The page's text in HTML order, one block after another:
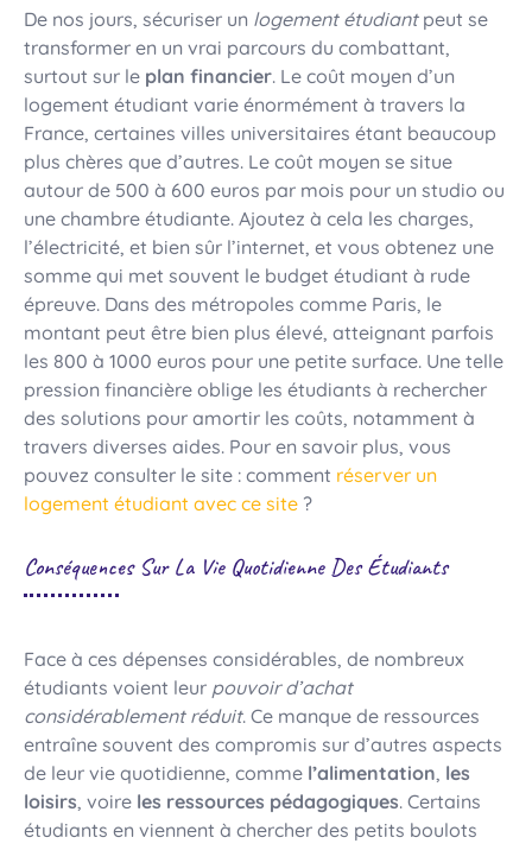
De nos jours, sécuriser un logement étudiantpeut se
transformer en un vrai parcours du combattant,
surtout sur le plan financier. Le coût moyen d’un
logement étudiant varie énormément à travers la
France, certaines villes universitaires étant beaucoup
plus chères que d’autres. Le coût moyen se situe
autour de 500 à 600 euros par mois pour un studio ou
une chambre étudiante. Ajoutez à cela les charges,
l’électricité, et bien sûr l’internet, et vous obtenez une
somme qui met souvent le budget étudiant à rude
épreuve. Dans des métropoles comme Paris, le
montant peut être bien plus élevé, atteignant parfois
les 800 à 1000 euros pour une petite surface. Une telle
pression financière oblige les étudiants à rechercher
des solutions pour amortir les coûts, notamment à
travers diverses aides. Pour en savoir plus, vous
pouvez consulter le site : comment réserver un
logement étudiant avec ce site ?
Conséquences Sur La Vie Quotidienne Des Étudiants
Face à ces dépenses considérables, de nombreux
étudiants voient leur pouvoir d’achat
considérablement réduit. Ce manque de ressources
entraîne souvent des compromis sur d’autres aspects
de leur vie quotidienne, comme l’alimentation, les
loisirs, voire les ressources pédagogiques. Certains
étudiants en viennent à chercher des petits boulots